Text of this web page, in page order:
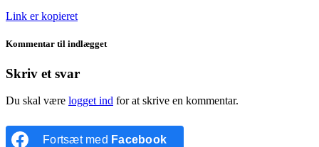
Link er kopieret
Kommentar til indlægget
Skriv et svar
Du skal være logget ind for at skrive en kommentar.
Fortsæt med Facebook